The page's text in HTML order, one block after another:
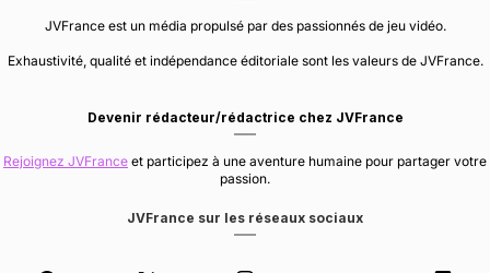
JVFrance est un média propulsé par des passionnés de jeu vidéo.
Exhaustivité, qualité et indépendance éditoriale sont les valeurs de JVFrance.
Devenir rédacteur/rédactrice chez JVFrance
Rejoignez JVFrance et participez à une aventure humaine pour partager votre
passion.
JVFrance sur les réseaux sociaux